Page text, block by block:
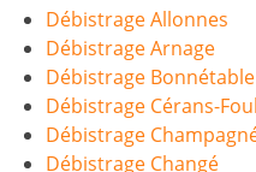
Débistrage Allonnes
Débistrage Arnage
Débistrage Bonnétable
Débistrage Cérans-
Débistrage
Débistrage Changé